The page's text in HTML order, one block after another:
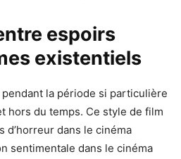
espoirs
existentiels
la période si particulière
hors du temps. Ce style de film
d’horreur dans le cinéma
sentimentale dans le cinéma